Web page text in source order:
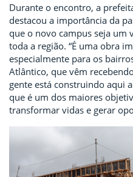
Durante o encontro, a
destacou a importância da
que o novo campus seja um
toda a região. “É uma obra
especialmente para os
Atlântico, que vêm
gente está construindo aqui
que é um dos maiores
transformar vidas e gerar